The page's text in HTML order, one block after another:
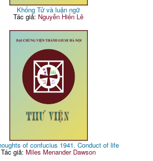
Khổng Tử và luận ngữ
Tác giả: Nguyễn Hiến Lê
of confucius 1941. Conduct of life
Tác giả: Miles Menander Dawson